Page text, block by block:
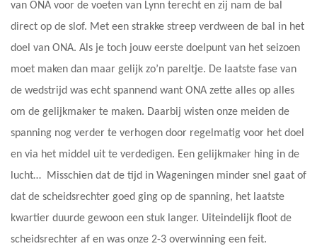
van ONA voor de voeten van Lynn terecht en zij nam de bal
direct op de slof. Met een strakke streep verdween de bal in het
doel van ONA. Als je toch jouw eerste doelpunt van het seizoen
moet maken dan maar gelijk zo’n pareltje. De laatste fase van
de wedstrijd was echt spannend want ONA zette alles op alles
om de gelijkmaker te maken. Daarbij wisten onze meiden de
spanning nog verder te verhogen door regelmatig voor het doel
en via het middel uit te verdedigen. Een gelijkmaker hing in de
lucht… Misschien dat de tijd in Wageningen minder snel gaat of
dat de scheidsrechter goed ging op de spanning, het laatste
kwartier duurde gewoon een stuk langer. Uiteindelijk floot de
scheidsrechter af en was onze 2-3 overwinning een feit.